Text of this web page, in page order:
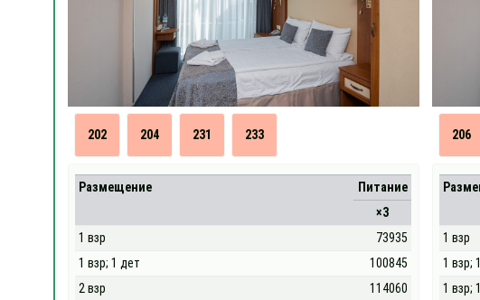
202 204 231 233
Размещение
Питание
×3
1 взр
73935
1 взр; 1 дет
100845
2 взр
114060
206
1 взр
1 взр;
1 взр;